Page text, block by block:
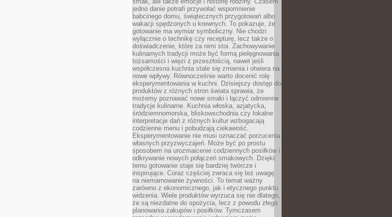
jedno danie potrafi przywołać wspomnienie
babcinego domu, świątecznych przygotowań albo
wakacji spędzonych u krewnych. To pokazuje, że
gotowanie ma wymiar symboliczny. Nie chodzi
wyłącznie o technikę czy recepturę, lecz także o
doświadczenie, które za nimi stoi. Zachowywanie
kulinarnych tradycji może być formą pielęgnowania
tożsamości i więzi z przeszłością, nawet jeśli
współczesna kuchnia stale się zmienia i otwiera na
nowe wpływy. Równocześnie warto docenić rolę
eksperymentowania w kuchni. Dzisiejszy dostęp do
produktów z różnych stron świata sprawia, że
możemy poznawać nowe smaki i łączyć odmienne
tradycje kulinarne. Kuchnia włoska, azjatycka,
śródziemnomorska, bliskowschodnia czy lokalne
interpretacje dań z różnych kultur wzbogacają
codzienne menu i pobudzają ciekawość.
Eksperymentowanie nie musi oznaczać porzucenia
własnych przyzwyczajeń. Może być po prostu
sposobem na urozmaicenie codziennych posiłków i
odkrywanie nowych połączeń smakowych. Dzięki
temu gotowanie staje się bardziej twórcze i
inspirujące. Coraz częściej zwraca się też uwagę
na niemarnowanie żywności. To temat ważny
zarówno z ekonomicznego, jak i etycznego punktu
widzenia. Wiele produktów wyrzuca się nie dlatego,
że są niezdatne do spożycia, lecz z powodu złego
planowania zakupów i posiłków. Tymczasem